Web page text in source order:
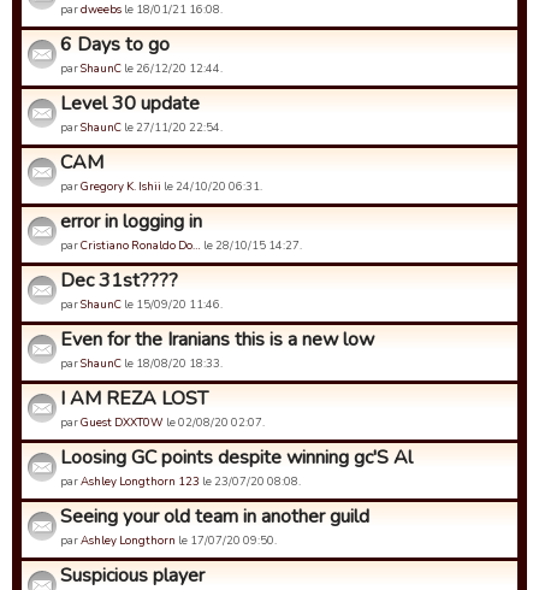
pardweebs le 18/01/21 16:08.
6 Days to go
parShaunC le 26/12/20 12:44.
Level 30 update
parShaunC le 27/11/20 22:54.
CAM
parGregory K. Ishii le 24/10/20 06:31.
error in logging in
parCristiano Ronaldo Do… le 28/10/15 14:27.
Dec 31st????
parShaunC le 15/09/20 11:46.
Even for the Iranians this is a new low
parShaunC le 18/08/20 18:33.
I AM REZA LOST
parGuest DXXT0W le 02/08/20 02:07.
Loosing GC points despite winning gc'S Al
parAshley Longthorn 123 le 23/07/20 08:08.
Seeing your old team in another guild
parAshley Longthorn le 17/07/20 09:50.
Suspicious player